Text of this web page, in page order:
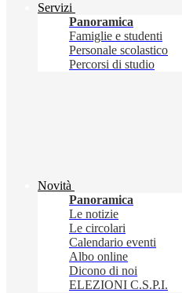
Servizi
Panoramica
Famiglie e studenti
Personale scolastico
Percorsi di studio
Novità
Panoramica
Le notizie
Le circolari
Calendario eventi
Albo online
Dicono di noi
ELEZIONI C.S.P.I.